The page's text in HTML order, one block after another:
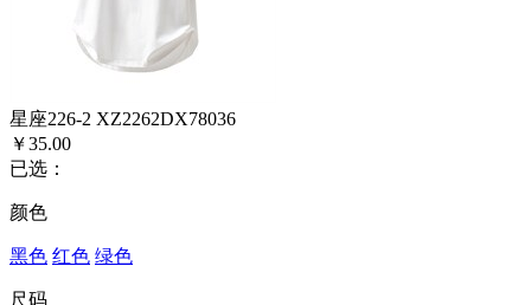
星座226-2 XZ2262DX78036
￥35.00
已选：
颜色
黑色 红色 绿色
尺码